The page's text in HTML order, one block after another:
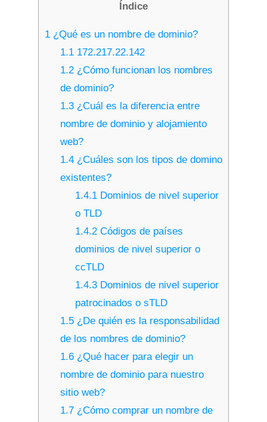
Índice
1 ¿Qué es un nombre de dominio?
1.1172.217.22.142
1.2¿Cómo funcionan los nombres
de dominio?
1.3¿Cuál es la diferencia entre
nombre de dominio y alojamiento
web?
1.4¿Cuáles son los tipos de domino
existentes?
1.4.1 Dominios de nivel superior
o TLD
1.4.2 Códigos de países
dominios de nivel superior o
ccTLD
1.4.3 Dominios de nivel superior
patrocinados o sTLD
1.5¿De quién es la responsabilidad
de los nombres de dominio?
1.6¿Qué hacer para elegir un
nombre de dominio para nuestro
sitio web?
1.7¿Cómo comprar un nombre de